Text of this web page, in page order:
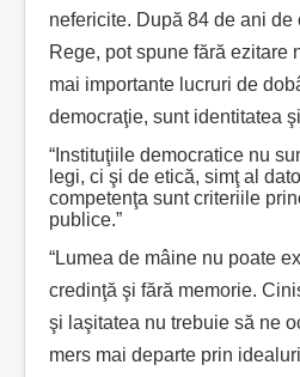
nefericite. După 84 de ani de
Rege, pot spune fără ezitare
mai importante lucruri de
democraţie, sunt identitatea
“Instituţiile democratice nu
legi, ci şi de etică, simţ al
competenţa sunt criteriile
publice.”
“Lumea de mâine nu poate
credinţă şi fără memorie.
şi laşitatea nu trebuie să ne
mers mai departe prin